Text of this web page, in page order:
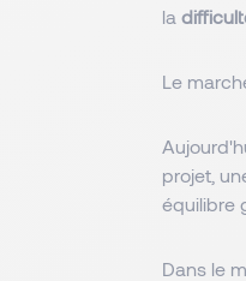
la
Le
projet,
équilibre
Dans le